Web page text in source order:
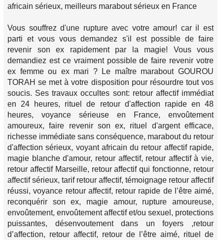
africain sérieux, meilleurs marabout sérieux en France
Vous souffrez d'une rupture avec votre amour! car il est
parti et vous vous demandez s'il est possible de faire
revenir son ex rapidement par la magie! Vous vous
demandiez est ce vraiment possible de faire revenir votre
ex femme ou ex mari ? Le maître marabout GOUROU
TORAH se met à votre disposition pour résourdre tout vos
soucis. Ses travaux occultes sont: retour affectif immédiat
en 24 heures, rituel de retour d'affection rapide en 48
heures, voyance sérieuse en France, envoûtement
amoureux, faire revenir son ex, rituel d'argent efficace,
richesse immédiate sans conséquence, marabout du retour
d'affection sérieux, voyant africain du retour affectif rapide,
magie blanche d'amour, retour affectif, retour affectif à vie,
retour affectif Marseille, retour affectif qui fonctionne, retour
affectif sérieux, tarif retour affectif, témoignage retour affectif
réussi, voyance retour affectif, retour rapide de l’être aimé,
reconquérir son ex, magie amour, rupture amoureuse,
envoûtement, envoûtement affectif et/ou sexuel, protections
puissantes, désenvoutement dans un foyers ,retour
d’affection, retour affectif, retour de l’être aimé, rituel de